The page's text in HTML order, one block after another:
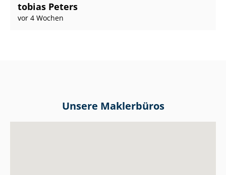
tobias Peters
vor 4 Wochen
Unsere Maklerbüros